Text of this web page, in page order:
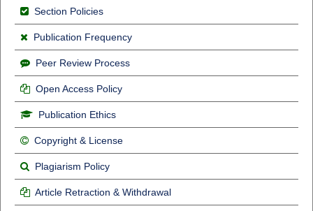
Section Policies
Publication Frequency
Peer Review Process
Open Access Policy
Publication Ethics
Copyright & License
Plagiarism Policy
Article Retraction & Withdrawal